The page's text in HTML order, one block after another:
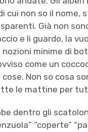
cui non so il nome,
Già non
e li guardo, la
minime di
come un
Non so cosa
le mattine per
dentro gli
“coperte”